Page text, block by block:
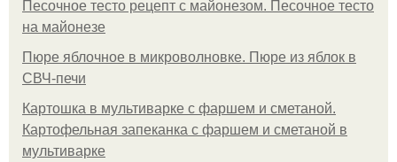
Песочное тесто рецепт с майонезом. Песочное тесто
на майонезе
Пюре яблочное в микроволновке. Пюре из яблок в
СВЧ-печи
Картошка в мультиварке с фаршем и сметаной.
Картофельная запеканка с фаршем и сметаной в
мультиварке